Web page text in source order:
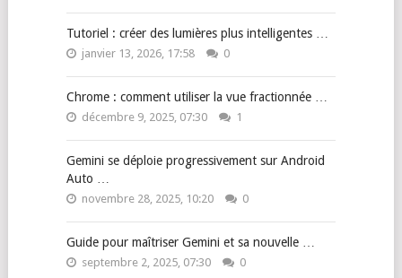
Tutoriel : créer des lumières plus intelligentes …
janvier 13, 2026, 17:58 0
Chrome : comment utiliser la vue fractionnée …
décembre 9, 2025, 07:30 1
Gemini se déploie progressivement sur Android
Auto …
novembre 28, 2025, 10:20 0
Guide pour maîtriser Gemini et sa nouvelle …
septembre 2, 2025, 07:30 0